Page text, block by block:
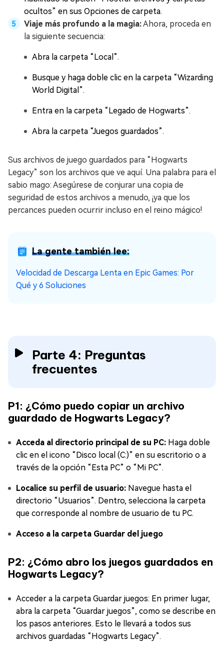
ocultos” en sus Opciones de carpeta.
Viaje más profundo a la magia:Ahora, proceda en
la siguiente secuencia:
Abra la carpeta “Local”.
Busque y haga doble clic en la carpeta “Wizarding
World Digital”.
Entra en la carpeta “Legado de Hogwarts”.
Abra la carpeta “Juegos guardados”.
Sus archivos de juego guardados para “Hogwarts
Legacy” son los archivos que ve aquí. Una palabra para el
sabio mago: Asegúrese de conjurar una copia de
seguridad de estos archivos a menudo, ¡ya que los
percances pueden ocurrir incluso en el reino mágico!
La gente también lee:
Velocidad de Descarga Lenta en Epic Games: Por
Qué y 6 Soluciones
Parte 4: Preguntas
frecuentes
P1: ¿Cómo puedo copiar un archivo
guardado de Hogwarts Legacy?
Acceda al directorio principal de su PC: Haga doble
clic en el icono “Disco local (C:)” en su escritorio o a
través de la opción “Esta PC” o “Mi PC”.
Localice su perfil de usuario: Navegue hasta el
directorio “Usuarios”. Dentro, selecciona la carpeta
que corresponde al nombre de usuario de tu PC.
Acceso a la carpeta Guardar del juego
P2: ¿Cómo abro los juegos guardados en
Hogwarts Legacy?
Acceder a la carpeta Guardar juegos: En primer lugar,
abra la carpeta “Guardar juegos”, como se describe en
los pasos anteriores. Esto le llevará a todos sus
archivos guardadas “Hogwarts Legacy”.